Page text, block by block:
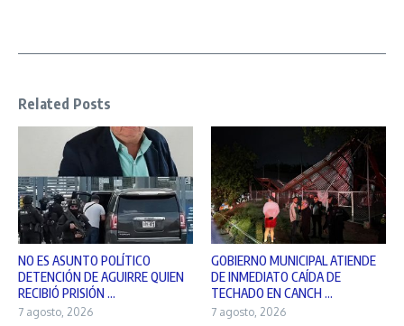
Related Posts
NO ES ASUNTO POLÍTICO
DETENCIÓN DE AGUIRRE QUIEN
RECIBIÓ PRISIÓN ...
7 agosto, 2026
GOBIERNO MUNICIPAL ATIENDE
DE INMEDIATO CAÍDA DE
TECHADO EN CANCH ...
7 agosto, 2026